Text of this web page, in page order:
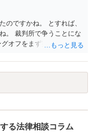
のですかね。 とすれば、
。 裁判所で争うことにな
オフをまず実行すること
る法律相談コラム